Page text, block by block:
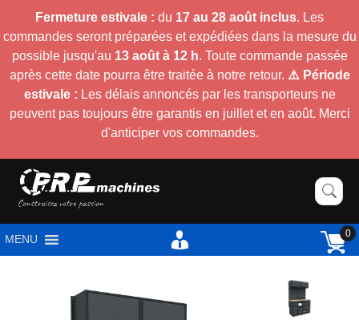
Fermeture estivale : du 17 au 28 août inclus. Les
commandes seront préparées et expédiées dans la mesure du
possible jusqu'au 13 août à 12 h. Toute commande passée
après cette date pourra être traitée à notre retour. ⚠️ Période
estivale : Les délais annoncés par les transporteurs ne
peuvent pas toujours être garantis en juillet et en août. Merci
d'anticiper vos commandes.
MENU 0